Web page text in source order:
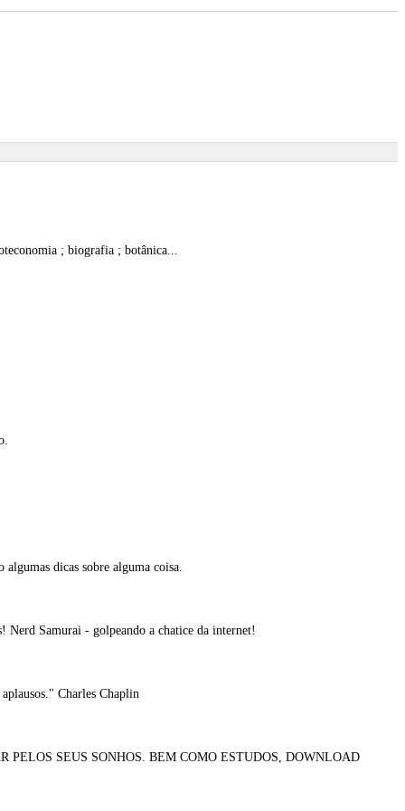
; biografia ; botânica...
dicas sobre alguma coisa.
Nerd Samurai - golpeando a chatice da internet!
Charles Chaplin
SEUS SONHOS. BEM COMO ESTUDOS, DOWNLOAD